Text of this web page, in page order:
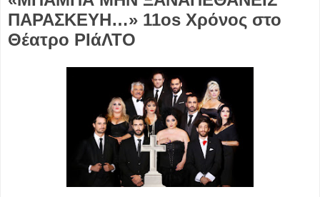
ΠΑΡΑΣΚΕΥΗ…» 11os Χρόνος στο
Θέατρο ΡΙάΛΤΟ